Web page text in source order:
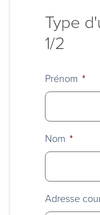
Type
1/2
Prénom *
Nom *
Adresse